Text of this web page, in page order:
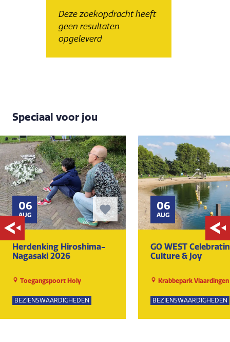
Deze zoekopdracht heeft
geen resultaten
opgeleverd
Speciaal voor jou
06
AUG
Herdenking Hiroshima-
Nagasaki 2026
Toegangspoort Holy
BEZIENSWAARDIGHEDEN
06
AUG
GO WEST
Culture & Joy
Krabbepark Vlaardingen
BEZIENSWAARDIGHEDEN